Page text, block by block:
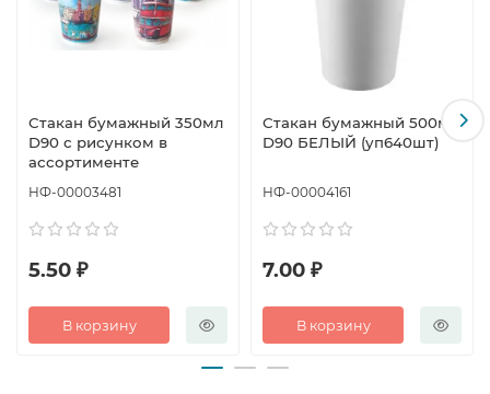
Стакан бумажный 350мл
D90 с рисунком в
ассортименте
НФ-00003481
5.50 ₽
В корзину
Стакан бумажный 500мл
D90 БЕЛЫЙ (уп640шт)
НФ-00004161
7.00 ₽
В корзину